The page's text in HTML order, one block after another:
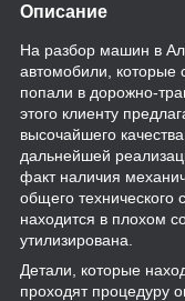
Описание
На разбор машин в
автомобили, которые
попали в дорожно-
этого клиенту
высочайшего
дальнейшей
факт наличия
общего технического
находится в плохом
утилизирована.
Детали, которые
проходят процедуру